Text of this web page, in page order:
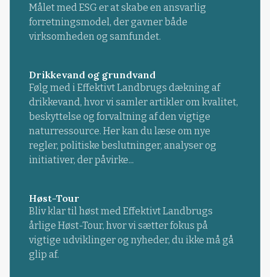
Målet med ESG er at skabe en ansvarlig
forretningsmodel, der gavner både
virksomheden og samfundet.
Drikkevand og grundvand
Følg med i Effektivt Landbrugs dækning af
drikkevand, hvor vi samler artikler om kvalitet,
beskyttelse og forvaltning af den vigtige
naturressource. Her kan du læse om nye
regler, politiske beslutninger, analyser og
initiativer, der påvirke...
Høst-Tour
Bliv klar til høst med Effektivt Landbrugs
årlige Høst-Tour, hvor vi sætter fokus på
vigtige udviklinger og nyheder, du ikke må gå
glip af.